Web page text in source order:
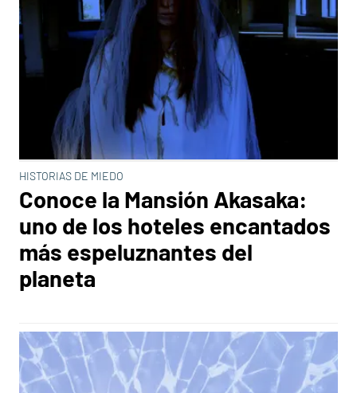
HISTORIAS DE MIEDO
Conoce la Mansión Akasaka:
uno de los hoteles encantados
más espeluznantes del
planeta